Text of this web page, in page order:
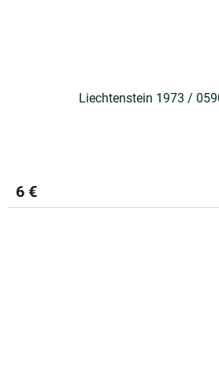
Liechtenstein 1973 /
6 €